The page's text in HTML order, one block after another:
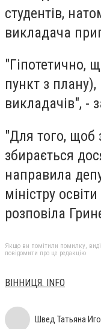
студентів,
викладача
"Гіпотетично,
пункт з плану),
викладачів", -
"Для того, щоб
збирається
направила
міністру
розповіла
Якщо ви помітили помилку,
повідомити про це редакцію
ВІННИЦЯ. INFO
Швед Татьяна